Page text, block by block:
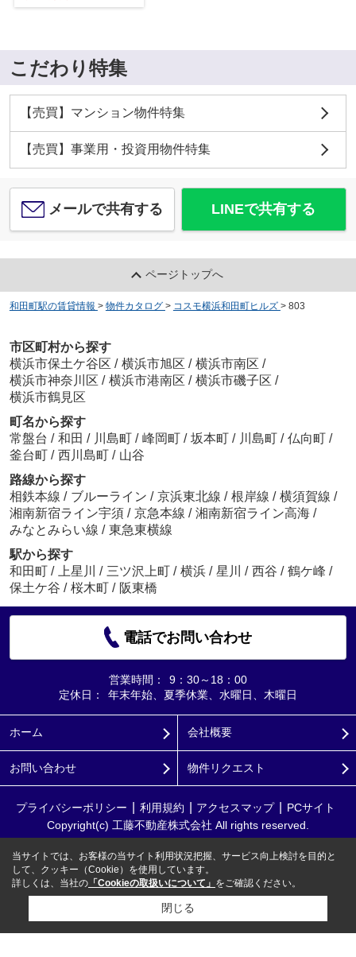
こだわり特集
【売買】マンション物件特集
【売買】事業用・投資用物件特集
メールで共有する LINEで共有する
ページトップへ
和田町駅の賃貸情報 > 物件カタログ > コスモ横浜和田町ヒルズ > 803
市区町村から探す
横浜市保土ケ谷区 / 横浜市旭区 / 横浜市南区 /
横浜市神奈川区 / 横浜市港南区 / 横浜市磯子区 /
横浜市鶴見区
町名から探す
常盤台 / 和田 / 川島町 / 峰岡町 / 坂本町 / 川島町 / 仏向町 /
釜台町 / 西川島町 / 山谷
路線から探す
相鉄本線 / ブルーライン / 京浜東北線 / 根岸線 / 横須賀線 /
湘南新宿ライン宇須 / 京急本線 / 湘南新宿ライン高海 /
みなとみらい線 / 東急東横線
駅から探す
和田町 / 上星川 / 三ツ沢上町 / 横浜 / 星川 / 西谷 / 鶴ケ峰 /
保土ケ谷 / 桜木町 / 阪東橋
電話でお問い合わせ
営業時間：
9：30～18：00
定休日：
年末年始、夏季休業、水曜日、木曜日
ホーム 会社概要
お問い合わせ 物件リクエスト
プライバシーポリシー 利用規約 アクセスマップ
PCサイト
Copyright(c) 工藤不動産株式会社 All rights reserved.
当サイトでは、お客様の当サイト利用状況把握、サービス向上検討を目的と
して、クッキー（Cookie）を使用しています。
詳しくは、当社の 「Cookieの取扱いについて」 をご確認ください。
閉じる